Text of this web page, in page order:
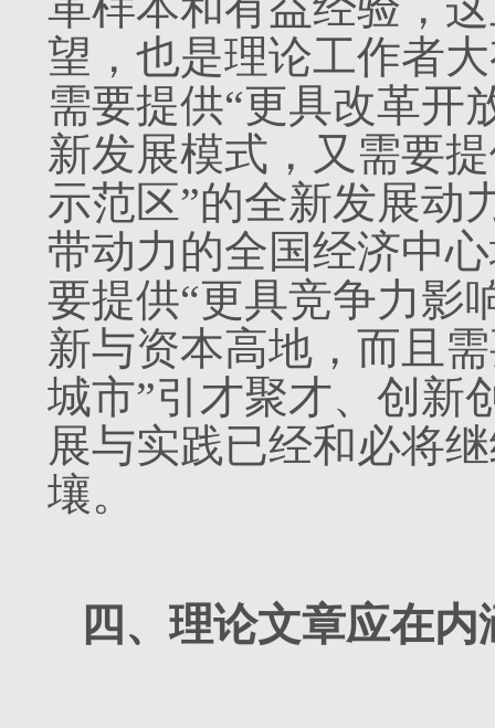
望，也是理论工作者
需要提供“更具改革开
新发展模式，又需要
示范区”的全新发展动
带动力的全国经济中
要提供“更具竞争力影
新与资本高地，而且
城市”引才聚才、创新
展与实践已经和必将
壤。
四、理论文章应在